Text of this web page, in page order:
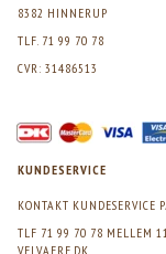
8382 HINNERUP
TLF. 71 99 70 78
CVR: 31486513
KUNDESERVICE
KONTAKT KUNDESERVICE
TLF 71 99 70 78 MELLEM
VELVAERE.DK